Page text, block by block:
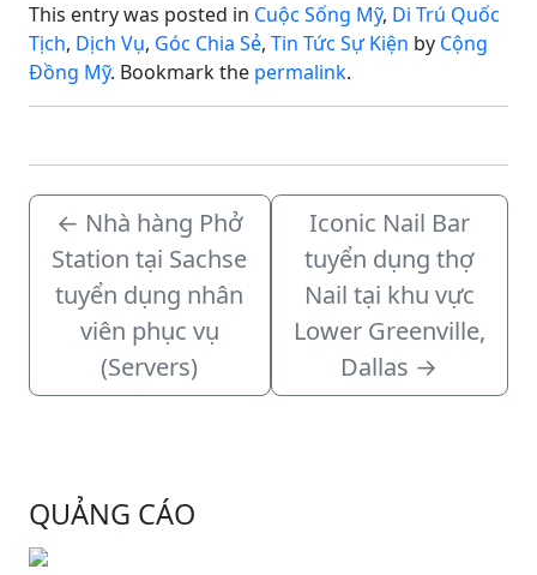
This entry was posted in Cuộc Sống Mỹ, Di Trú Quốc
Tịch, Dịch Vụ, Góc Chia Sẻ, Tin Tức Sự Kiện by Cộng
Đồng Mỹ. Bookmark the permalink.
← Nhà hàng Phở
Station tại Sachse
tuyển dụng nhân
viên phục vụ
(Servers)
Iconic Nail Bar
tuyển dụng thợ
Nail tại khu vực
Lower Greenville,
Dallas →
QUẢNG CÁO